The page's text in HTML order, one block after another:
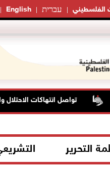
English עברית الفلسطيني
تواصل انتهاكات الاحتلال
التحرير